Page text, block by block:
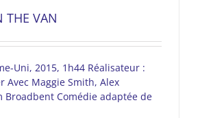
THE VAN
Uni, 2015, 1h44 Réalisateur :
Avec Maggie Smith, Alex
Broadbent Comédie adaptée de